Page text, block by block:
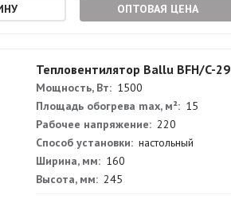
ОПТОВАЯ ЦЕНА
Тепловентилятор Ballu BFH/C-29
Мощность, Вт: 1500
Площадь обогрева max, м²: 15
Рабочее напряжение: 220
Способ установки: настольный
Ширина, мм: 160
Высота, мм: 245